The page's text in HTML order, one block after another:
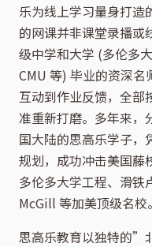
乐为线上学习量身打造
的网课并非课堂录播或
级中学和大学 (多伦多
CMU 等) 毕业的资深
互动到作业反馈，全
准重新打磨。多年来，
国大陆的思高乐学子，
规划，成功冲击美国
多伦多大学工程、滑铁
McGill 等加美顶级名校。
思高乐教育以独特的”